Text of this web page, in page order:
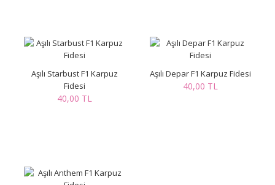
Aşılı Starbust F1 Karpuz
Fidesi
40,00 TL
Aşılı Depar F1 Karpuz Fidesi
40,00 TL